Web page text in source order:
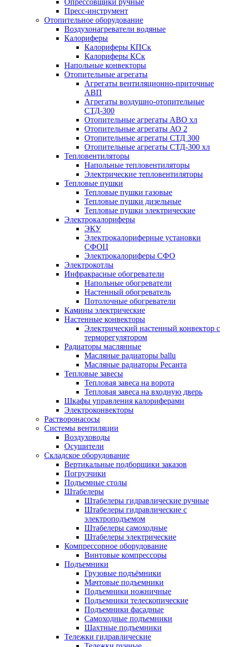
Опрессовщики ручные
Пресс-инструмент
Отопительное оборудование
Воздухонагреватели водяные
Калориферы
Калориферы КПСк
Калориферы КСк
Напольные конвекторы
Отопительные агрегаты
Агрегаты вентиляционно-приточные
АВП
Агрегаты воздушно-отопительные
СТД-300
Отопительные агрегаты АВО хл
Отопительные агрегаты АО 2
Отопительные агрегаты СТД 300
Отопительные агрегаты СТД-300 хл
Тепловентиляторы
Напольные тепловентиляторы
Электрические тепловентиляторы
Тепловые пушки
Тепловые пушки газовые
Тепловые пушки дизельные
Тепловые пушки электрические
Электрокалориферы
ЭКУ
Электрокалориферные установки
СФОЦ
Электрокалориферы СФО
Электрокотлы
Инфракрасные обогреватели
Напольные обогреватели
Настенный обогреватель
Потолочные обогреватели
Камины электрические
Настенные конвекторы
Электрический настенный конвектор с
терморегулятором
Радиаторы маслянные
Масляные радиаторы ballu
Масляные радиаторы Ресанта
Тепловые завесы
Тепловая завеса на ворота
Тепловая завеса на входную дверь
Шкафы управления калориферами
Электроконвекторы
Растворонасосы
Системы вентиляции
Воздуховоды
Осушители
Складское оборудование
Вертикальные подборщики заказов
Погрузчики
Подъемные столы
Штабелеры
Штабелеры гидравлические ручные
Штабелеры гидравлические с
электроподъемом
Штабелеры самоходные
Штабелеры электрические
Компрессорное оборудование
Винтовые компрессоры
Подъемники
Грузовые подъёмники
Мачтовые подъемники
Подъемники ножничные
Подъемники телескопические
Подъемники фасадные
Самоходные подъемники
Шахтные подъемники
Тележки гидравлические